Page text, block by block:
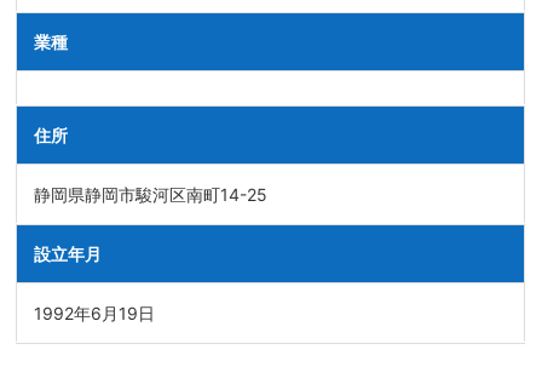
業種
住所
静岡県静岡市駿河区南町14-25
設立年月
1992年6月19日